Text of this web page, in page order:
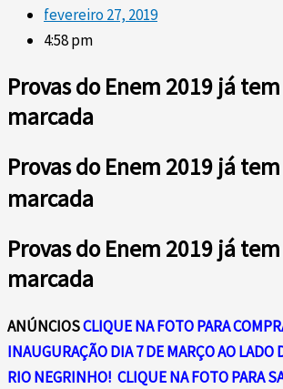
fevereiro 27, 2019
4:58 pm
Provas do Enem 2019 já
marcada
Provas do Enem 2019 já
marcada
Provas do Enem 2019 já
marcada
ANÚNCIOSCLIQUE NA FOTO PARA
INAUGURAÇÃO DIA 7 DE MARÇO AO LADO
RIO NEGRINHO! CLIQUE NA FOTO PARA